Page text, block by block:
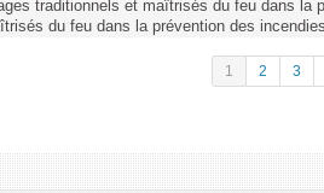
traditionnels et maîtrisés du feu dans la
du feu dans la prévention des
1 2 3